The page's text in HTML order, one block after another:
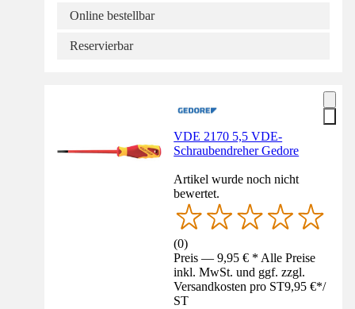
Online bestellbar
Reservierbar
VDE 2170 5,5 VDE-
Schraubendreher Gedore
Artikel wurde noch nicht
bewertet.
(0)
Preis — 9,95 € * Alle Preise
inkl. MwSt. und ggf. zzgl.
Versandkosten pro ST9,95 €*/
ST